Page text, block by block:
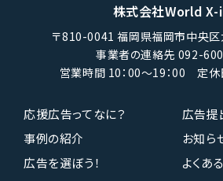
株式会社World
〒810-0041 福岡県福岡市中央
事業者の連絡先 092-
営業時間 10：00〜19：00 定休
応援広告ってなに？
広告提
事例の紹介
お知ら
広告を選ぼう！
よくあ